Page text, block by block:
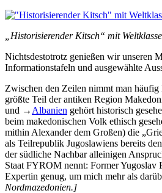
„Historisierender Kitsch“ mit
Nichtsdestotrotz genießen wir unseren
Informationstafeln und ausgewählte
Zwischen den Zeilen nimmt man
größte Teil der antiken Region
und → Albanien gehört historisch
beim makedonischen Volk ethisch
mithin Alexander dem Großen) die
als Teilrepublik Jugoslawiens bereits
der südliche Nachbar alleinigen
Staat FYROM nennt: Former
Expertin genug, um mich mehr als
Nordmazedonien.]